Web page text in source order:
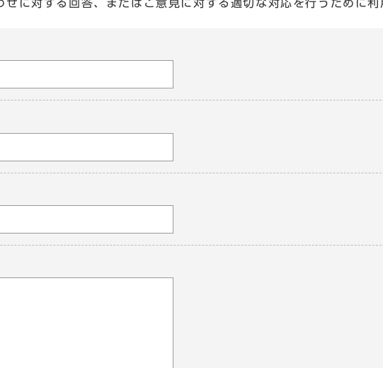
せに対する回答、またはご意見に対する適切な対応を行うために